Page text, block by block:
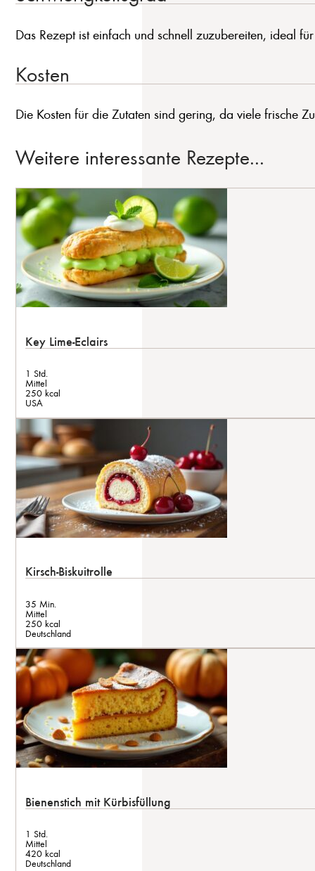
Das Rezept ist einfach und schnell zuzubereiten, ideal
Kosten
Die Kosten für die Zutaten sind gering, da viele frische
Weitere interessante Rezepte...
Key Lime-Eclairs
1 Std.
Mittel
250 kcal
USA
Kirsch-Biskuitrolle
35 Min.
Mittel
250 kcal
Deutschland
Bienenstich mit Kürbisfüllung
1 Std.
Mittel
420 kcal
Deutschland